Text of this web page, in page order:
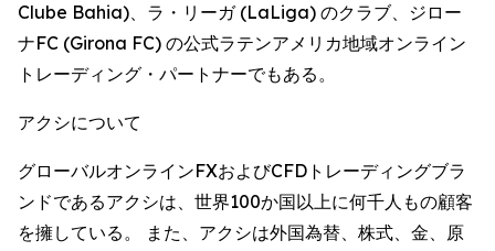
Clube Bahia)、ラ・リーガ (LaLiga) のクラブ、ジロー
ナFC (Girona FC) の公式ラテンアメリカ地域オンライン
トレーディング・パートナーでもある。
アクシについて
グローバルオンラインFXおよびCFDトレーディングブラ
ンドであるアクシは、世界100か国以上に何千人もの顧客
を擁している。 また、アクシは外国為替、株式、金、原